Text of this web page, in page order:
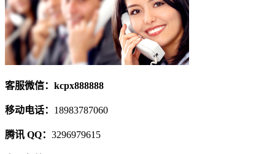
客服微信：kcpx888888
移动电话： 18983787060
腾讯 QQ： 3296979615